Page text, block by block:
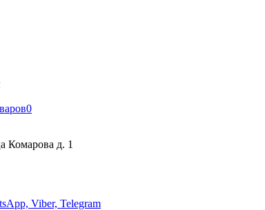
0
Комарова д. 1
Viber, Telegram